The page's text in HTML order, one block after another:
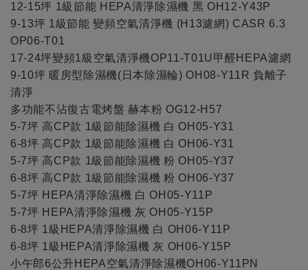
12-15坪 1級節能 HEPA清淨除濕機 黑 OH12-Y43P
9-13坪 1級節能 變頻空氣清淨機 (H13濾網) CASR 6.3
OP06-T01
17-24坪變頻1級空氣清淨機OP11-T01U甲醛HEPA濾網
9-10坪 暖房型除濕機(日本除濕輪) OH08-Y11R 負離子
清淨
多功能不沾復古電烤盤 赫本粉 OG12-H57
5-7坪 高CP款 1級節能除濕機 白 OH05-Y31
6-8坪 高CP款 1級節能除濕機 白 OH06-Y31
5-7坪 高CP款 1級節能除濕機 粉 OH05-Y37
6-8坪 高CP款 1級節能除濕機 粉 OH06-Y37
5-7坪 HEPA清淨除濕機 白 OH05-Y11P
5-7坪 HEPA清淨除濕機 灰 OH05-Y15P
6-8坪 1級HEPA清淨除濕機 白 OH06-Y11P
6-8坪 1級HEPA清淨除濕機 灰 OH06-Y15P
小午郎6公升HEPA空氣清淨除濕機OH06-Y11PN